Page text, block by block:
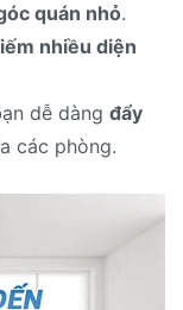
quán nhỏ.
nhiều diện
dễ dàng đẩy
các phòng.